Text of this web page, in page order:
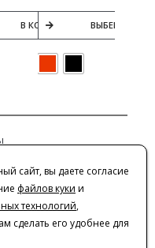
В КОРЗИНУ ВЫБЕРИТЕ
сайт, вы даете согласие
файлов куки и
технологий,
сделать его удобнее для